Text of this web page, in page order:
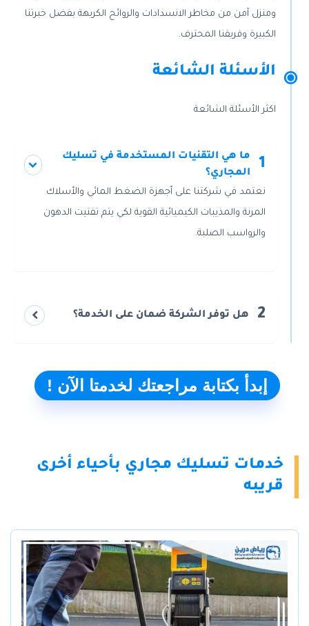
ومنزل آمن من مخاطر الانسدادات والروائح الكريهة بفضل خبرتنا
الكبيرة وفريقنا المحترف.
الأسئلة الشائعة
اكثر الأسئلة الشائعة
1
ما هي التقنيات المستخدمة في تسليك
المجاري؟
نعتمد في شركتنا على أجهزة الضغط المائي والأسلاك
المرنة والمذيبات الكيميائية القوية لكي يتم تفتيت الدهون
والرواسب الصلبة.
2 هل توفر الشركة ضمان على الخدمة؟
إبدأ بكتابة مراجعتك لخدمتا الآن !
خدمات تسليك مجاري بأحياء أخرى
قريبه